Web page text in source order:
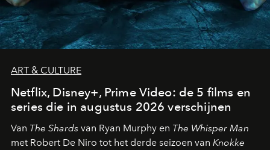
ART & CULTURE
Netflix, Disney+, Prime Video: de 5 films en
series die in augustus 2026 verschijnen
Van The Shards van Ryan Murphy en The Whisper Man
met Robert De Niro tot het derde seizoen van Knokke